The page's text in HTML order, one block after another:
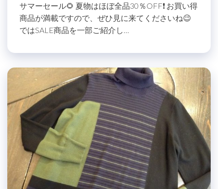
サマーセール🌻 夏物はほぼ全品30％OFF❗️ お買い得
商品が満載ですので、ぜひ見に来てくださいね😉
ではSALE商品を一部ご紹介し…